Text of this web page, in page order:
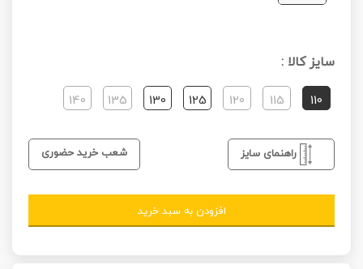
سایز کالا :
110
115
120
125
130
135
140
راهنمای سایز شعب خرید حضوری
افزودن به سبد خرید